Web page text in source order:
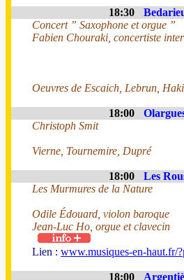
18:30
Concert ” Saxophone et orgue ”
Fabien Chouraki, concertiste
Oeuvres de Escaich, Lebrun,
18:00
Christoph Smit
Vierne, Tournemire, Dupré
18:00
Les
Les Murmures de la Nature
Odile Édouard, violon baroque
Jean-Luc Ho, orgue et clavecin
Lien : www.musiques-en-haut.fr/
18:00